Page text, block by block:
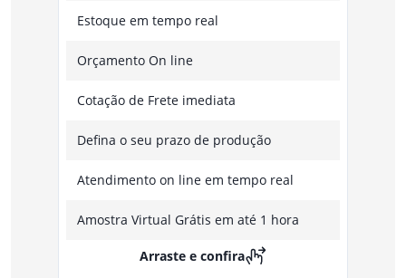
Estoque em tempo real
Orçamento On line
Cotação de Frete imediata
Defina o seu prazo de produção
Atendimento on line em tempo real
Amostra Virtual Grátis em até 1 hora
Arraste e confira